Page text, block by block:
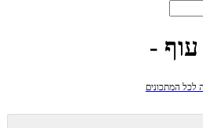
-
לכל המתכונים